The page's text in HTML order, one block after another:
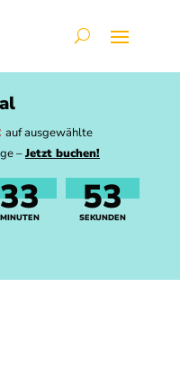
auf ausgewählte
–Jetzt buchen!
33
MINUTEN 53
SEKUNDEN